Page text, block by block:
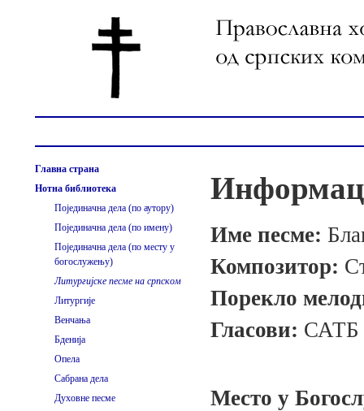
Главна страна
Нотна библиотека
Појединачна дела (по аутору)
Појединачна дела (по имену)
Појединачна дела (по месту у
богослужењу)
Литургијске песме на српском
Литургије
Венчања
Бденија
Опела
Сабрана дела
Духовне песме
Име песме:
Композитор:
Порекло
Гласови: САТБ
Место у